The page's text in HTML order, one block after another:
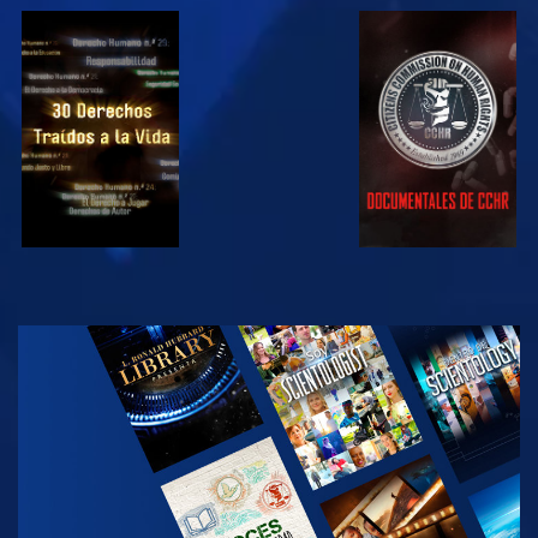
VE VE
VE
EXPLORA LAS
SERIES